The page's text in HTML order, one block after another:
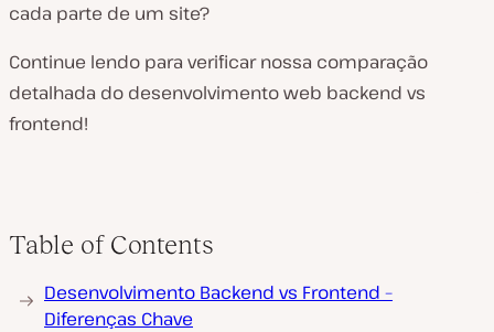
cada parte de um site?
Continue lendo para verificar nossa comparação
detalhada do desenvolvimento web backend vs
frontend!
Table of Contents
Desenvolvimento Backend vs Frontend –
Diferenças Chave